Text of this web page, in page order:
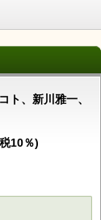
ト、新川雅一、
10％)